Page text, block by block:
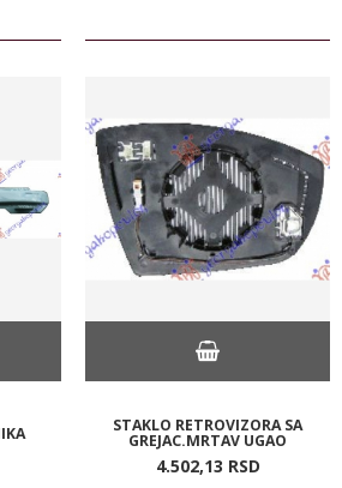
STAKLO RETROVIZORA SA
GREJAC.MRTAV UGAO
4.502,13 RSD